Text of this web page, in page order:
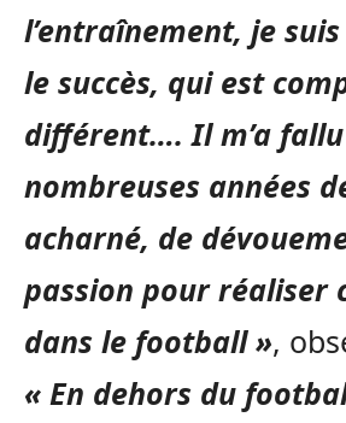
l’entraînement, je
le succès, qui est
différent…. Il m’a
nombreuses années
acharné, de
passion pour réaliser
dans le football »,
« En dehors du